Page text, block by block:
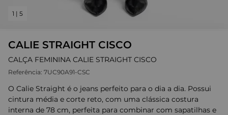
1 | 5
CALIE STRAIGHT CISCO
CALÇA FEMININA CALIE STRAIGHT CISCO
Referência: 7UC90A91-CSC
O Calie Straight é o jeans perfeito para o dia a dia. Possui
cintura média e corte reto, com uma clássica costura
interna de 78 cm, perfeita para combinar com sapatilhas e